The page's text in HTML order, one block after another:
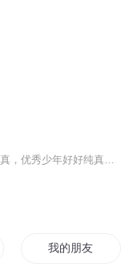
我的朋友